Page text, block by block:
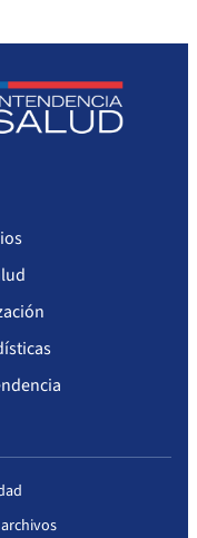
de Isapres